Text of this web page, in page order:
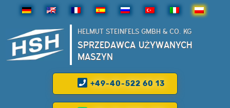
HELMUT STEINFELS GMBH & CO. KG
SPRZEDAWCA UŻYWANYCH
MASZYN
+49-40-522 60 13